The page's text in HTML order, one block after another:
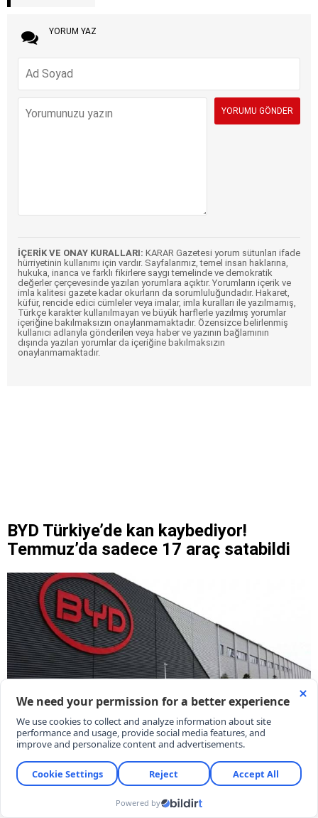
YORUM YAZ
İÇERİK VE ONAY KURALLARI: KARAR Gazetesi yorum sütunları ifade
hürriyetinin kullanımı için vardır. Sayfalarımız, temel insan haklarına,
hukuka, inanca ve farklı fikirlere saygı temelinde ve demokratik
değerler çerçevesinde yazılan yorumlara açıktır. Yorumların içerik ve
imla kalitesi gazete kadar okurların da sorumluluğundadır. Hakaret,
küfür, rencide edici cümleler veya imalar, imla kuralları ile yazılmamış,
Türkçe karakter kullanılmayan ve büyük harflerle yazılmış yorumlar
içeriğine bakılmaksızın onaylanmamaktadır. Özensizce belirlenmiş
kullanıcı adlarıyla gönderilen veya haber ve yazının bağlamının
dışında yazılan yorumlar da içeriğine bakılmaksızın
onaylanmamaktadır.
BYD Türkiye’de kan kaybediyor!
Temmuz’da sadece 17 araç satabildi
Çinli elektrikli araç üreticisi BYD Türkiye’de kan
kaybediyor. Türkiye yatırımını askıya alan marka bu
karar sonrası satışlarda gözle görülür bir düşüş
yaşayarak Temmuz’da sadece 17 araç satabildi.